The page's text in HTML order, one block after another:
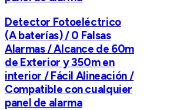
Detector Fotoeléctrico
(A baterías) / 0 Falsas
Alarmas / Alcance de 60m
de Exterior y 350m en
interior / Fácil Alineación /
Compatible con cualquier
panel de alarma